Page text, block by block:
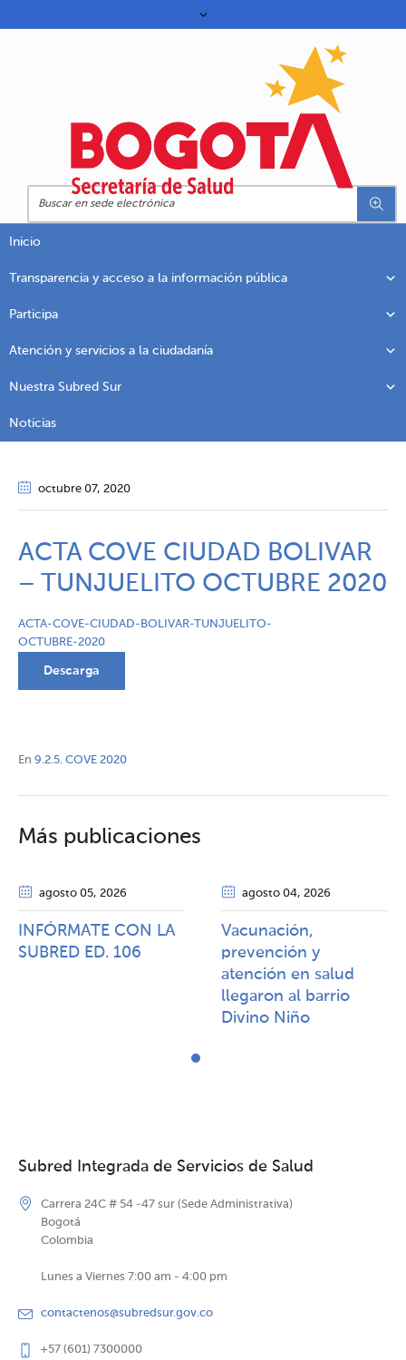
Inicio
Transparencia y acceso a la información pública
Participa
Atención y servicios a la ciudadanía
Nuestra Subred Sur
Noticias
octubre 07, 2020
ACTA COVE CIUDAD BOLIVAR
– TUNJUELITO OCTUBRE 2020
ACTA-COVE-CIUDAD-BOLIVAR-TUNJUELITO-
OCTUBRE-2020
Descarga
En 9.2.5. COVE 2020
Más publicaciones
agosto 05, 2026
INFÓRMATE CON LA
SUBRED ED. 106
agosto 04, 2026
Vacunación,
prevención y
atención en salud
llegaron al barrio
Divino Niño
Subred Integrada de Servicios de Salud
Carrera 24C # 54 -47 sur (Sede Administrativa)
Bogotá
Colombia
Lunes a Viernes 7:00 am - 4:00 pm
contactenos@subredsur.gov.co
+57 (601) 7300000